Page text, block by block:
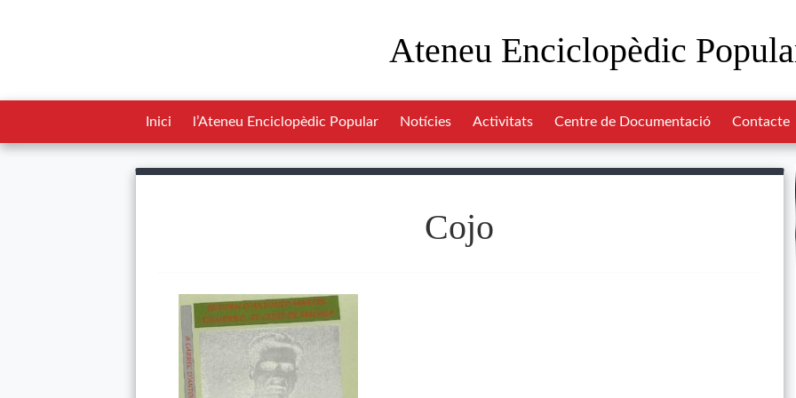
Ateneu Enciclopèdic
Inici l’Ateneu Enciclopèdic Popular Notícies Activitats Centre de Documentació Contacte
Cojo